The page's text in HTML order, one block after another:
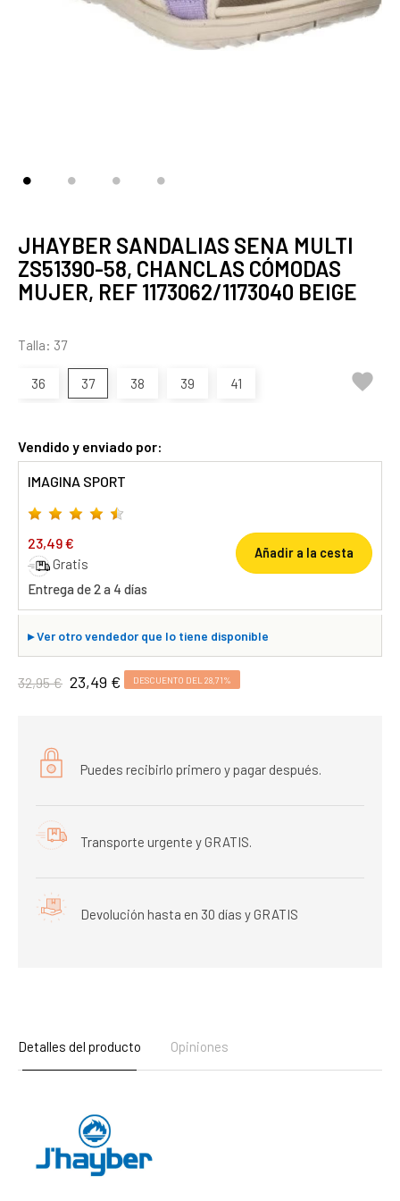
JHAYBER SANDALIAS SENA MULTI
ZS51390-58, CHANCLAS CÓMODAS
MUJER, REF 1173062/1173040 BEIGE
Talla: 37
36 37 38 39 41 
Vendido y enviado por:
IMAGINA SPORT
23,49 €
Gratis
Entrega de 2 a 4 días
Añadir a la cesta
▸Ver otro vendedor que lo tiene disponible
32,95 € 23,49 € DESCUENTO DEL 28,71%
Puedes recibirlo primero y pagar después.
Transporte urgente y GRATIS.
Devolución hasta en 30 días y GRATIS
Detalles del producto Opiniones